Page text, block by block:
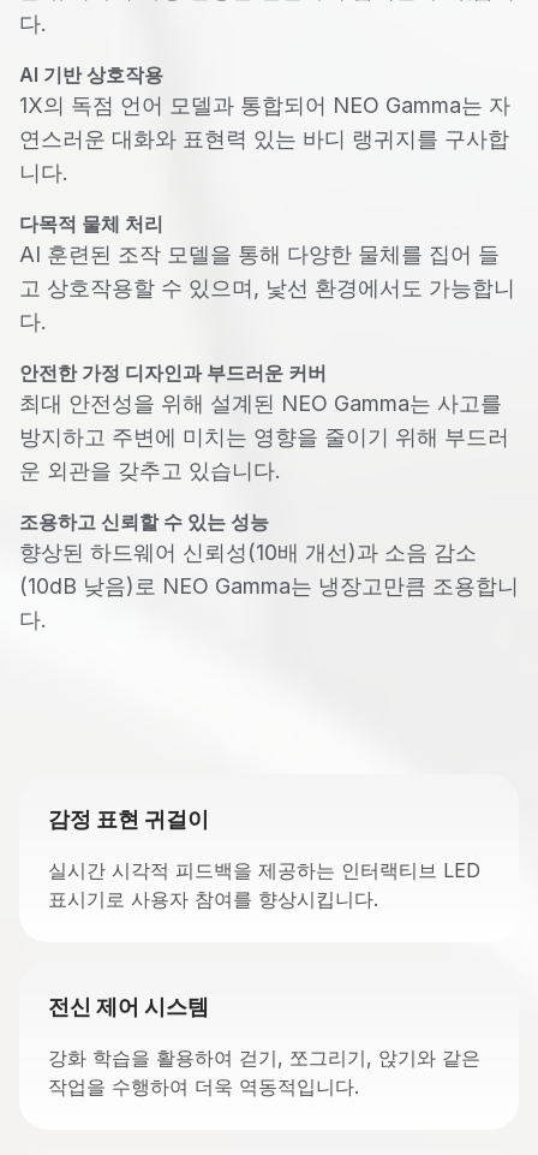
다.
AI 기반 상호작용
1X의 독점 언어 모델과 통합되어 NEO Gamma는 자
연스러운 대화와 표현력 있는 바디 랭귀지를 구사합
니다.
다목적 물체 처리
AI 훈련된 조작 모델을 통해 다양한 물체를 집어 들
고 상호작용할 수 있으며, 낯선 환경에서도 가능합니
다.
안전한 가정 디자인과 부드러운 커버
최대 안전성을 위해 설계된 NEO Gamma는 사고를
방지하고 주변에 미치는 영향을 줄이기 위해 부드러
운 외관을 갖추고 있습니다.
조용하고 신뢰할 수 있는 성능
향상된 하드웨어 신뢰성(10배 개선)과 소음 감소
(10dB 낮음)로 NEO Gamma는 냉장고만큼 조용합니
다.
감정 표현 귀걸이
실시간 시각적 피드백을 제공하는 인터랙티브 LED
표시기로 사용자 참여를 향상시킵니다.
전신 제어 시스템
강화 학습을 활용하여 걷기, 쪼그리기, 앉기와 같은
작업을 수행하여 더욱 역동적입니다.